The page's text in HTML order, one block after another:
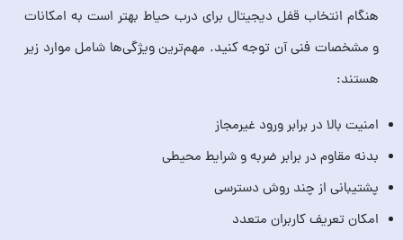
هنگام انتخاب قفل دیجیتال برای درب حیاط بهتر است به امکانات
و مشخصات فنی آن توجه کنید. مهم‌ترین ویژگی‌ها شامل موارد زیر
هستند:
امنیت بالا در برابر ورود غیرمجاز
بدنه مقاوم در برابر ضربه و شرایط محیطی
پشتیبانی از چند روش دسترسی
امکان تعریف کاربران متعدد